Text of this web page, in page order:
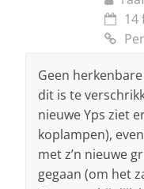
14
Geen
dit is te
nieuwe Yps ziet
koplampen),
met z’n nieuwe
gegaan (om het